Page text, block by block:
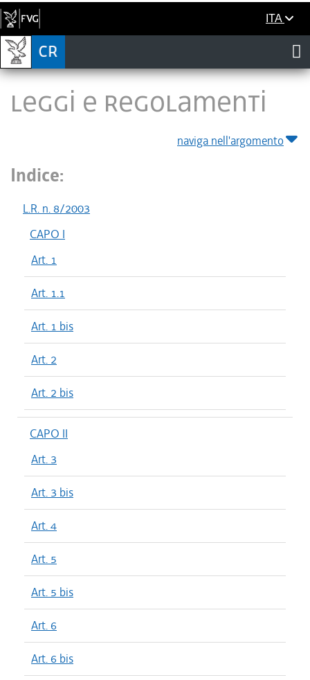
ITA
LEGGI E REGOLAMENTI
naviga nell'argomento
Indice:
L.R. n. 8/2003
CAPO I
Art. 1
Art. 1.1
Art. 1 bis
Art. 2
Art. 2 bis
CAPO II
Art. 3
Art. 3 bis
Art. 4
Art. 5
Art. 5 bis
Art. 6
Art. 6 bis